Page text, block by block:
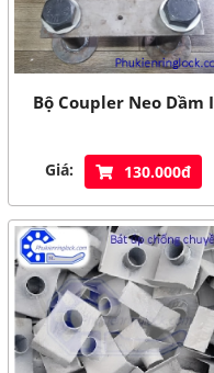
Bộ Coupler Neo Dầm I
Giá: 130.000đ